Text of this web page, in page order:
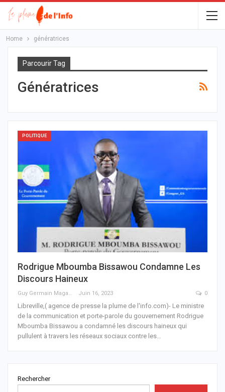
Home génératrices
Parcourir Tag
Génératrices
POLITIQUE
Rodrigue Mboumba Bissawou Condamne Les
Discours Haineux
Guy Germain Maganga Nziengui Juin 16, 2023 0
Libreville,( agence de presse la plume de l'info.com)- Le ministre
de la communication et porte-parole du gouvernement Rodrigue
Mboumba Bissawou a condamné les discours haineux qui
pullulent à travers les réseaux sociaux contre les
Rechercher